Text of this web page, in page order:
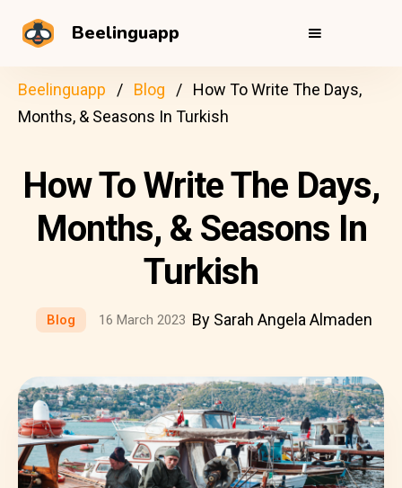
Beelinguapp
Beelinguapp Blog
How To Write The Days,
Months, & Seasons In Turkish
How To Write The Days,
Months, & Seasons In
Turkish
Blog 16 March 2023 By Sarah Angela Almaden